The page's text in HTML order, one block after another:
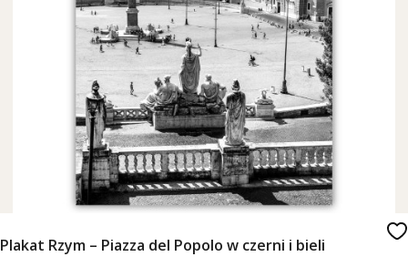
Plakat Rzym – Piazza del Popolo w czerni i bieli